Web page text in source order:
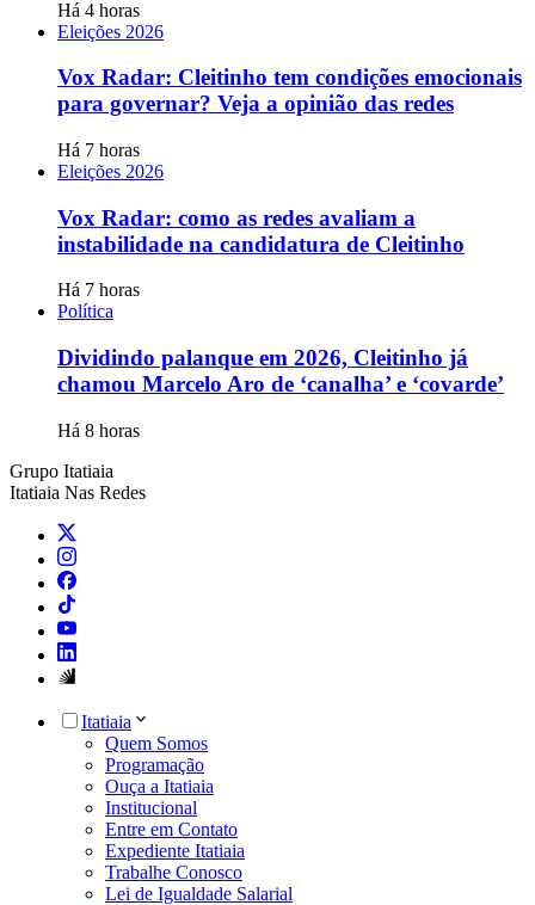
Há 4 horas
Eleições 2026
Vox Radar: Cleitinho tem condições emocionais
para governar? Veja a opinião das redes
Há 7 horas
Eleições 2026
Vox Radar: como as redes avaliam a
instabilidade na candidatura de Cleitinho
Há 7 horas
Política
Dividindo palanque em 2026, Cleitinho já
chamou Marcelo Aro de ‘canalha’ e ‘covarde’
Há 8 horas
Grupo Itatiaia
Itatiaia Nas Redes
Itatiaia
Quem Somos
Programação
Ouça a Itatiaia
Institucional
Entre em Contato
Expediente Itatiaia
Trabalhe Conosco
Lei de Igualdade Salarial